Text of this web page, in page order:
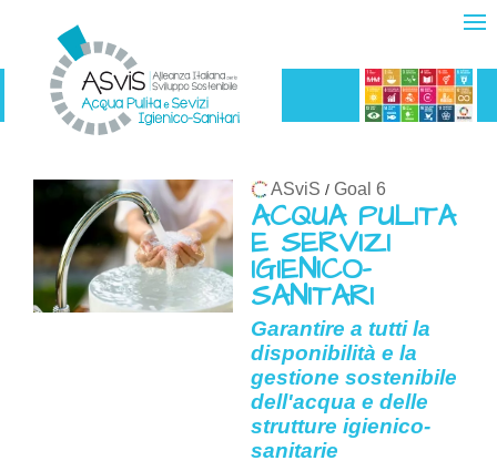
ASviS / Goal 6
ACQUA PULITA
E SERVIZI
IGIENICO-
SANITARI
Garantire a tutti la
disponibilità e la
gestione sostenibile
dell'acqua e delle
strutture igienico-
sanitarie